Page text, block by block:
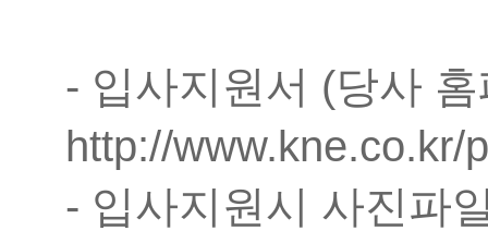
- 입사지원서 (당사
http://www.kne.co.kr/
- 입사지원시 사진파